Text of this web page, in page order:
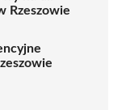
Rzeszowie